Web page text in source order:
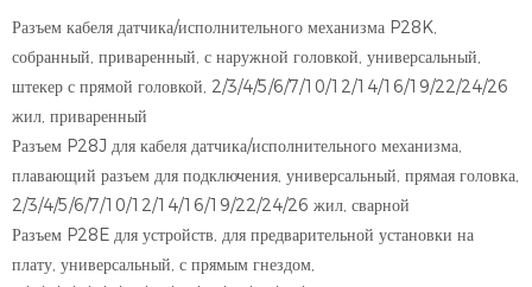
Разъем кабеля датчика/исполнительного механизма P28K,
собранный, приваренный, с наружной головкой, универсальный,
штекер с прямой головкой, 2/3/4/5/6/7/10/12/14/16/19/22/24/26
жил, приваренный
Разъем P28J для кабеля датчика/исполнительного механизма,
плавающий разъем для подключения, универсальный, прямая головка,
2/3/4/5/6/7/10/12/14/16/19/22/24/26 жил, сварной
Разъем P28E для устройств, для предварительной установки на
плату, универсальный, с прямым гнездом,